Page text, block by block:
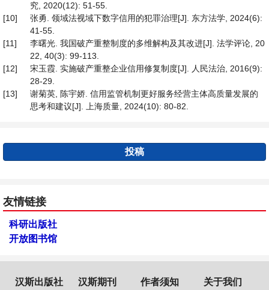
究, 2020(12): 51-55.
[10]
张勇. 领域法视域下数字信用的犯罪治理[J]. 东方法学, 2024(6):
41-55.
[11]
李曙光. 我国破产重整制度的多维解构及其改进[J]. 法学评论, 20
22, 40(3): 99-113.
[12]
宋玉霞. 实施破产重整企业信用修复制度[J]. 人民法治, 2016(9):
28-29.
[13]
谢菊英, 陈宇娇. 信用监管机制更好服务经营主体高质量发展的
思考和建议[J]. 上海质量, 2024(10): 80-82.
投稿
友情链接
科研出版社
开放图书馆
汉斯出版社 汉斯期刊 作者须知 关于我们